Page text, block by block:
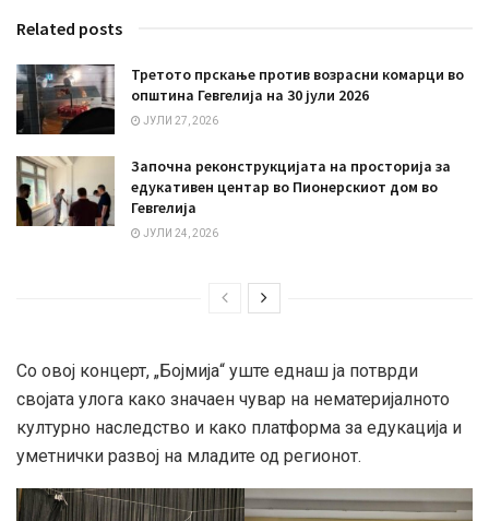
Related posts
Третото прскање против возрасни комарци во
општина Гевгелија на 30 јули 2026
ЈУЛИ 27, 2026
Започна реконструкцијата на просторија за
едукативен центар во Пионерскиот дом во
Гевгелија
ЈУЛИ 24, 2026
Со овој концерт, „Бојмија“ уште еднаш ја потврди
својата улога како значаен чувар на нематеријалното
културно наследство и како платформа за едукација и
уметнички развој на младите од регионот.